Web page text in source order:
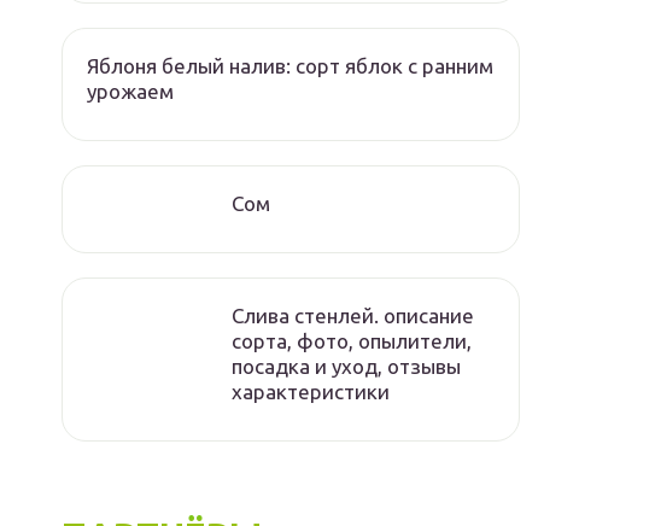
Яблоня белый налив: сорт яблок с ранним
урожаем
Сом
Слива стенлей. описание
сорта, фото, опылители,
посадка и уход, отзывы
характеристики